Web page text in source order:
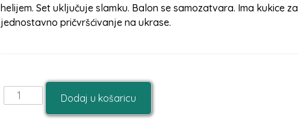
helijem. Set uključuje slamku. Balon se samozatvara. Ima kukice za
jednostavno pričvršćivanje na ukrase.
Dodaj u košaricu